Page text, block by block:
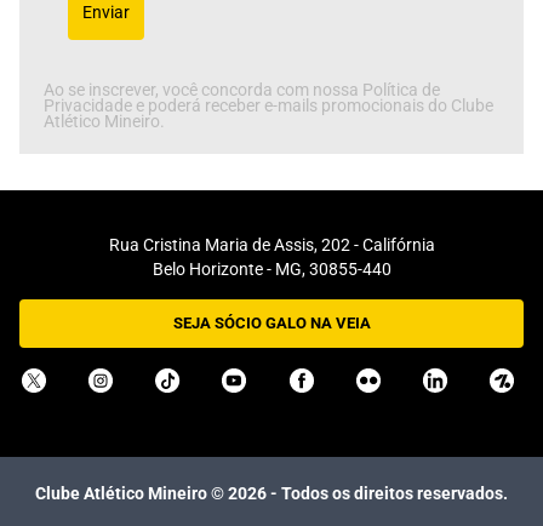
Enviar
Ao se inscrever, você concorda com nossa Política de
Privacidade e poderá receber e-mails promocionais do Clube
Atlético Mineiro.
Rua Cristina Maria de Assis, 202 - Califórnia
Belo Horizonte - MG, 30855-440
SEJA SÓCIO GALO NA VEIA
Clube Atlético Mineiro ©2026- Todos os direitos reservados.